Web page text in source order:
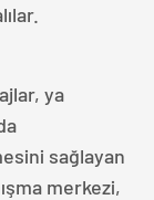
ya
sağlayan
merkezi,